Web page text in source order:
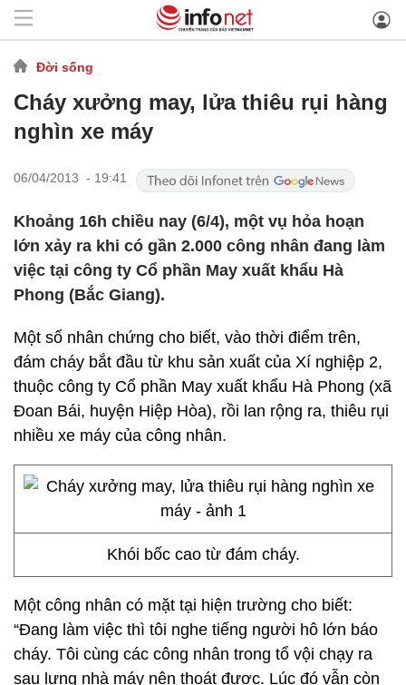
Đời sống
Cháy xưởng may, lửa thiêu rụi hàng
nghìn xe máy
06/04/2013 - 19:41
Khoảng 16h chiều nay (6/4), một vụ hỏa hoạn
lớn xảy ra khi có gần 2.000 công nhân đang làm
việc tại công ty Cổ phần May xuất khẩu Hà
Phong (Bắc Giang).
Một số nhân chứng cho biết, vào thời điểm trên,
đám cháy bắt đầu từ khu sản xuất của Xí nghiệp 2,
thuộc công ty Cổ phần May xuất khẩu Hà Phong (xã
Đoan Bái, huyện Hiệp Hòa), rồi lan rộng ra, thiêu rụi
nhiều xe máy của công nhân.
Khói bốc cao từ đám cháy.
Một công nhân có mặt tại hiện trường cho biết:
“Đang làm việc thì tôi nghe tiếng người hô lớn báo
cháy. Tôi cùng các công nhân trong tổ vội chạy ra
sau lưng nhà máy nên thoát được. Lúc đó vẫn còn